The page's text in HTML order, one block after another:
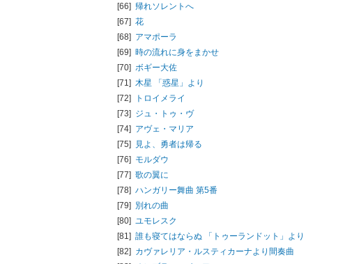
[66] 帰れソレントへ
[67] 花
[68] アマポーラ
[69] 時の流れに身をまかせ
[70] ボギー大佐
[71] 木星 「惑星」より
[72]
トロイメライ
[73] ジュ・トゥ・ヴ
[74] アヴェ・マリア
[75] 見よ、勇者は帰る
[76] モルダウ
[77] 歌の翼に
[78] ハンガリー舞曲 第5番
[79] 別れの曲
[80] ユモレスク
[81] 誰も寝てはならぬ 「トゥーランドット」より
[82] カヴァレリア・ルスティカーナより間奏曲